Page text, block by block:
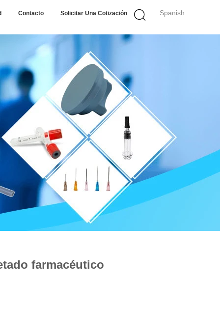
Spanish
Contacto Solicitar Una Cotización
farmacéutico